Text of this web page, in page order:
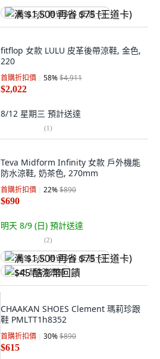
满 $1,500 再省 $75 (王道卡)
fitflop 女款 LULU 皮革後帶涼鞋, 金色,
220
首購折扣價 58%$4,911
$2,022
8/12 星期三 預計送達
(1)
Teva Midform Infinity 女款 戶外機能
防水涼鞋, 奶茶色, 270mm
首購折扣價 22%$890
$690
明天 8/9 (日) 預計送達
(2)
满 $1,500 再省 $75 (王道卡)
$45 酷澎幣回饋
CHAAKAN SHOES Clement 瑪莉珍跟
鞋 PMLTT1h8352
首購折扣價 30%$890
$615